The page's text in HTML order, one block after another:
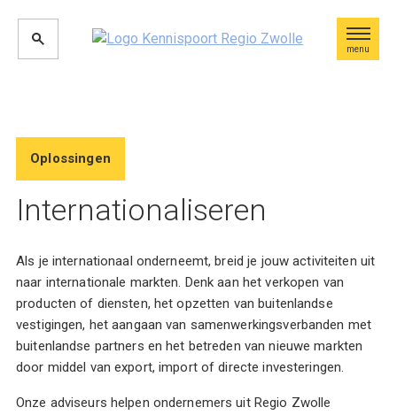
menu
Oplossingen
Internationaliseren
Als je internationaal onderneemt, breid je jouw activiteiten uit
naar internationale markten. Denk aan het verkopen van
producten of diensten, het opzetten van buitenlandse
vestigingen, het aangaan van samenwerkingsverbanden met
buitenlandse partners en het betreden van nieuwe markten
door middel van export, import of directe investeringen.
Onze adviseurs helpen ondernemers uit Regio Zwolle